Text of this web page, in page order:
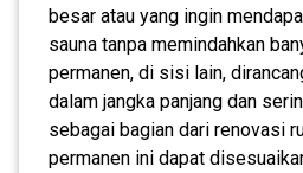
besar atau yang ingin
sauna tanpa memindahkan
permanen, di sisi lain,
dalam jangka panjang dan
sebagai bagian dari renovasi
permanen ini dapat